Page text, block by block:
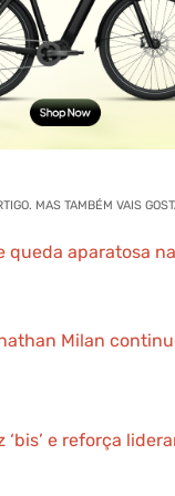
MAS TAMBÉM VAIS
queda aparatosa
Milan
e reforça